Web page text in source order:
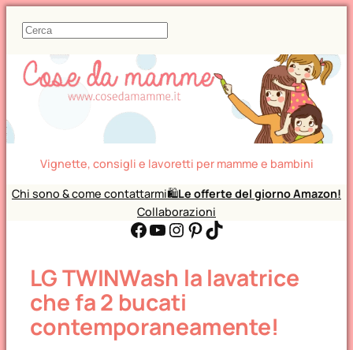
C
r
c
Vignette, consigli e lavoretti per mamme e bambini
Chi sono & come contattarmi🛍️Le offerte del giorno Amazon!
Collaborazioni
Facebook YouTube Instagram Pinterest TikTok
LG TWINWash la lavatrice
che fa 2 bucati
contemporaneamente!